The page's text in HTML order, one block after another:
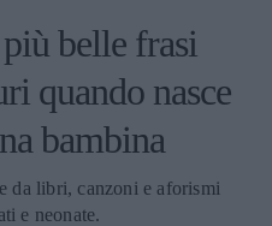
belle frasi
quando nasce
bambina
da libri, canzoni e aforismi
e neonate.